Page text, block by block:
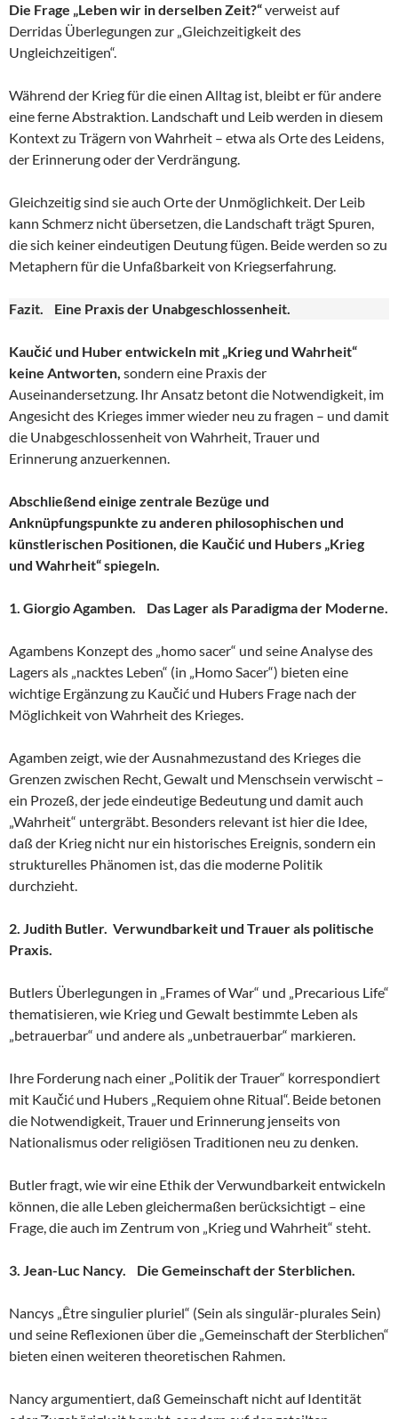
Die Frage „Leben wir in derselben Zeit?“verweist auf
Derridas Überlegungen zur „Gleichzeitigkeit des
Ungleichzeitigen“.
Während der Krieg für die einen Alltag ist, bleibt er für andere
eine ferne Abstraktion. Landschaft und Leib werden in diesem
Kontext zu Trägern von Wahrheit – etwa als Orte des Leidens,
der Erinnerung oder der Verdrängung.
Gleichzeitig sind sie auch Orte der Unmöglichkeit. Der Leib
kann Schmerz nicht übersetzen, die Landschaft trägt Spuren,
die sich keiner eindeutigen Deutung fügen. Beide werden so zu
Metaphern für die Unfaßbarkeit von Kriegserfahrung.
Fazit. Eine Praxis der Unabgeschlossenheit.
Kaučić und Huber entwickeln mit „Krieg und Wahrheit“
keine Antworten, sondern eine Praxis der
Auseinandersetzung. Ihr Ansatz betont die Notwendigkeit, im
Angesicht des Krieges immer wieder neu zu fragen – und damit
die Unabgeschlossenheit von Wahrheit, Trauer und
Erinnerung anzuerkennen.
Abschließend einige zentrale Bezüge und
Anknüpfungspunkte zu anderen philosophischen und
künstlerischen Positionen, die Kaučić und Hubers „Krieg
und Wahrheit“ spiegeln.
1. Giorgio Agamben. Das Lager als Paradigma der Moderne.
Agambens Konzept des „homo sacer“ und seine Analyse des
Lagers als „nacktes Leben“ (in „Homo Sacer“) bieten eine
wichtige Ergänzung zu Kaučić und Hubers Frage nach der
Möglichkeit von Wahrheit des Krieges.
Agamben zeigt, wie der Ausnahmezustand des Krieges die
Grenzen zwischen Recht, Gewalt und Menschsein verwischt –
ein Prozeß, der jede eindeutige Bedeutung und damit auch
„Wahrheit“ untergräbt. Besonders relevant ist hier die Idee,
daß der Krieg nicht nur ein historisches Ereignis, sondern ein
strukturelles Phänomen ist, das die moderne Politik
durchzieht.
2. Judith Butler. Verwundbarkeit und Trauer als politische
Praxis.
Butlers Überlegungen in „Frames of War“ und „Precarious Life“
thematisieren, wie Krieg und Gewalt bestimmte Leben als
„betrauerbar“ und andere als „unbetrauerbar“ markieren.
Ihre Forderung nach einer „Politik der Trauer“ korrespondiert
mit Kaučić und Hubers „Requiem ohne Ritual“. Beide betonen
die Notwendigkeit, Trauer und Erinnerung jenseits von
Nationalismus oder religiösen Traditionen neu zu denken.
Butler fragt, wie wir eine Ethik der Verwundbarkeit entwickeln
können, die alle Leben gleichermaßen berücksichtigt – eine
Frage, die auch im Zentrum von „Krieg und Wahrheit“ steht.
3. Jean-Luc Nancy. Die Gemeinschaft der Sterblichen.
Nancys „Être singulier pluriel“ (Sein als singulär-plurales Sein)
und seine Reflexionen über die „Gemeinschaft der Sterblichen“
bieten einen weiteren theoretischen Rahmen.
Nancy argumentiert, daß Gemeinschaft nicht auf Identität